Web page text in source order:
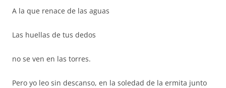
A la que renace de las aguas
Las huellas de tus dedos
no se ven en las torres.
Pero yo leo sin descanso, en la soledad de la ermita junto